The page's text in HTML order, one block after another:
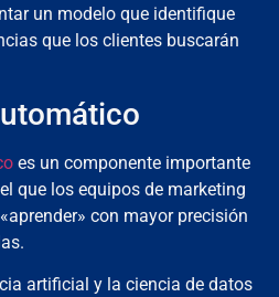
un modelo que identifique
que los clientes buscarán
es un componente importante
que los equipos de marketing
con mayor precisión
artificial y la ciencia de datos